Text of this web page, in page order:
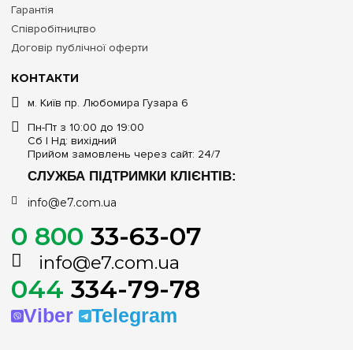
КОНТАКТИ
м. Київ пр. Любомира Гузара 6
Пн-Пт з 10:00 до 19:00
Сб | Нд: вихідний
Прийом замовлень через сайт: 24/7
СЛУЖБА ПІДТРИМКИ КЛІЄНТІВ:
info@e7.com.ua
0 800 33-63-07
info@e7.com.ua
044 334-79-78
Viber Telegram
Гарантія
Співробітництво
Договір публічної оферти